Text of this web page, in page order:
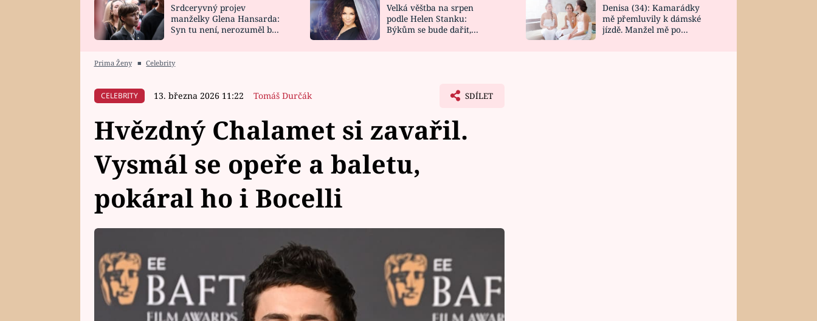
HOROSKOP NA
CELEBRITY
VAŘENÍ
NOVINKY
VIDEORECEPTY
DESIGN
Srdceryvný projev
manželky Glena Hansarda:
Syn tu není, nerozuměl by
Velká věštba na srpen
podle Helen Stanku:
Býkům se bude dařit,
Denisa (34): Kamarádky
mě přemluvily k dámské
jízdě. Manžel mě po
Prima Ženy ■ Celebrity
CELEBRITY 13. března 2026 11:22 Tomáš Durčák SDÍLET
Hvězdný Chalamet si zavařil.
Vysmál se opeře a baletu,
pokáral ho i Bocelli